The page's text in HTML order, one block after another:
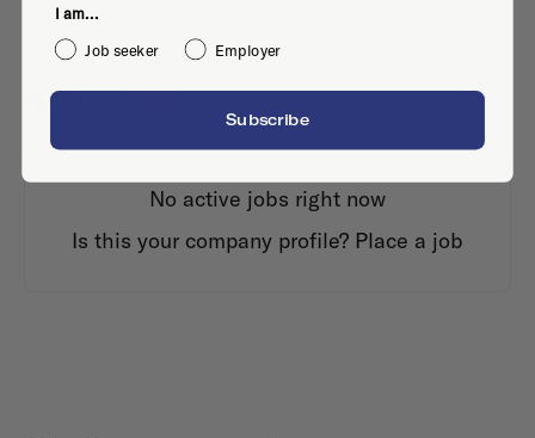
Active jobs
No active jobs right now
Is this your company profile? Place a job
I am...
Job seeker
Employer
Subscribe